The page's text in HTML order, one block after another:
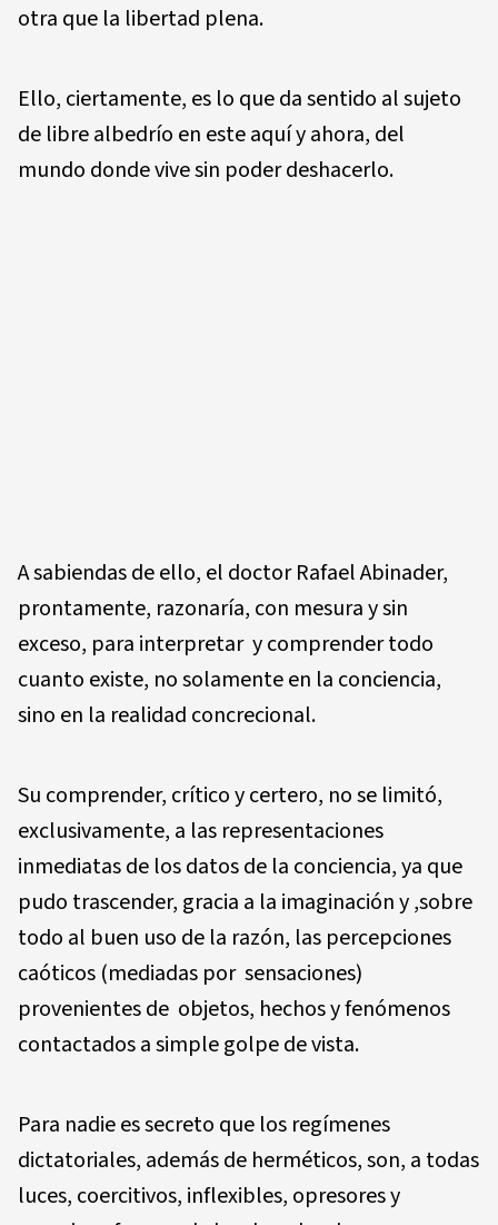
otra que la libertad plena.
Ello, ciertamente, es lo que da sentido al sujeto
de libre albedrío en este aquí y ahora, del
mundo donde vive sin poder deshacerlo.
A sabiendas de ello, el doctor Rafael Abinader,
prontamente, razonaría, con mesura y sin
exceso, para interpretar y comprender todo
cuanto existe, no solamente en la conciencia,
sino en la realidad concrecional.
Su comprender, crítico y certero, no se limitó,
exclusivamente, a las representaciones
inmediatas de los datos de la conciencia, ya que
pudo trascender, gracia a la imaginación y ,sobre
todo al buen uso de la razón, las percepciones
caóticos (mediadas por sensaciones)
provenientes de objetos, hechos y fenómenos
contactados a simple golpe de vista.
Para nadie es secreto que los regímenes
dictatoriales, además de herméticos, son, a todas
luces, coercitivos, inflexibles, opresores y